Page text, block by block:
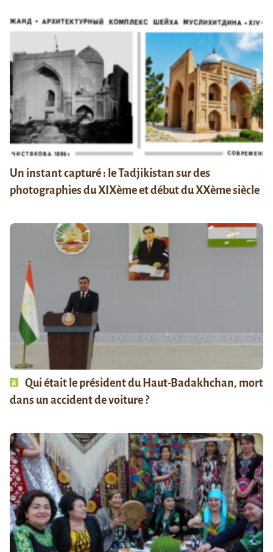
Un instant capturé : le Tadjikistan sur des
photographies du XIXème et début du XXème siècle
Qui était le président du Haut-Badakhchan, mort
dans un accident de voiture ?